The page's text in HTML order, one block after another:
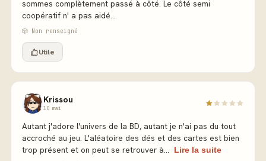
sommes complètement passé à côté. Le côté semi
coopératif n' a pas aidé...
🎲 Non renseigné
Utile
Krissou
10 mai
Autant j'adore l'univers de la BD, autant je n'ai pas du tout
accroché au jeu. L'aléatoire des dés et des cartes est bien
trop présent et on peut se retrouver à...
Lire la suite